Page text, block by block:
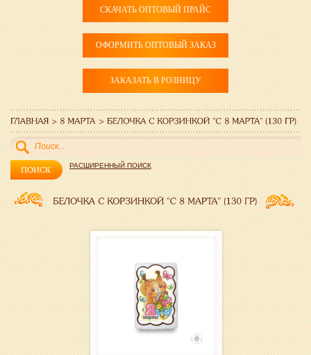
СКАЧАТЬ ОПТОВЫЙ ПРАЙС
ОФОРМИТЬ ОПТОВЫЙ ЗАКАЗ
ЗАКАЗАТЬ В РОЗНИЦУ
РАСШИРЕННЫЙ ПОИСК